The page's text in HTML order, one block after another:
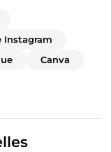
Instagram
Canva